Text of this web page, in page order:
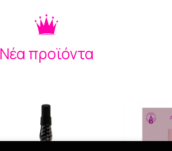
Νέα προϊόντα